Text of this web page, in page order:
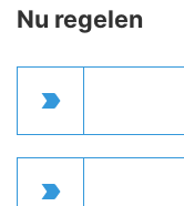
Nu regelen
label_important
label_important